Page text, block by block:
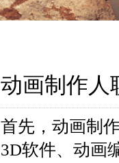
动画制作人
首先，动画制
3D软件、动画